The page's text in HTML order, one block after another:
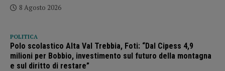
8 Agosto 2026
POLITICA
Polo scolastico Alta Val Trebbia, Foti: “Dal Cipess 4,9
milioni per Bobbio, investimento sul futuro della montagna
e sul diritto di restare”